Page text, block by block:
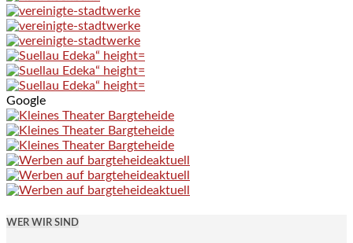
Google
WER WIR SIND